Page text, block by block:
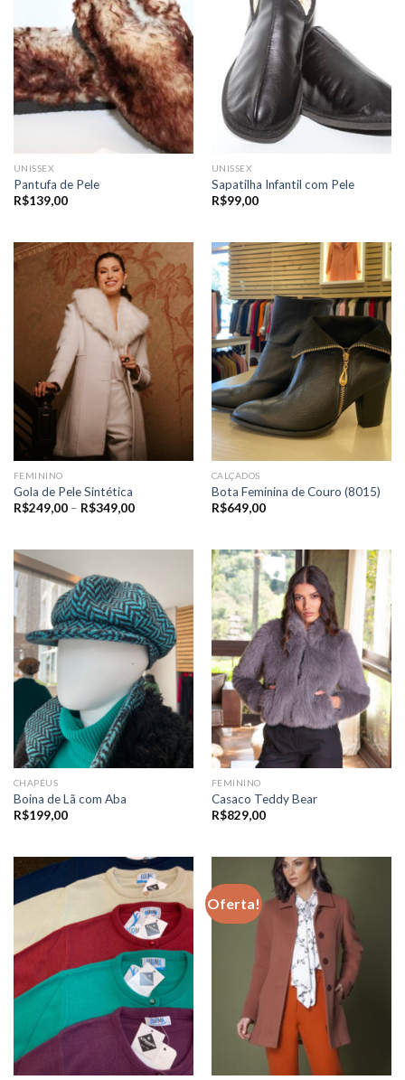
UNISSEX
Pantufa de Pele
R$139,00
UNISSEX
Sapatilha Infantil com Pele
R$99,00
FEMININO
Gola de Pele Sintética
R$249,00 – R$349,00Price
R$349,00
CALÇADOS
Bota Feminina de Couro (8015)
R$649,00
CHAPÉUS
Boina de Lã com Aba
R$199,00
FEMININO
Casaco Teddy Bear
R$829,00
Oferta!